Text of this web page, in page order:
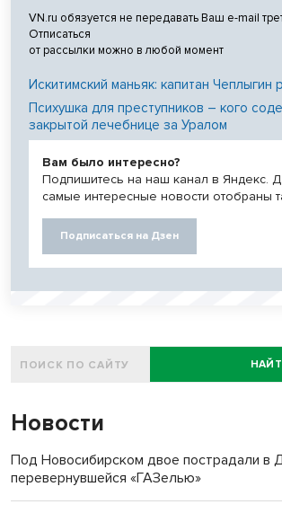
VN.ru обязуется не передавать Ваш e-mail
Отписаться
от рассылки можно в любой момент
Искитимский маньяк: капитан Чеплыгин
Психушка для преступников – кого
закрытой лечебнице за Уралом
Вам было интересно?
Подпишитесь на наш канал в Яндекс.
самые интересные новости отобраны
Подписаться на Дзен
Новости
Под Новосибирском двое пострадали в
перевернувшейся «ГАЗелью»